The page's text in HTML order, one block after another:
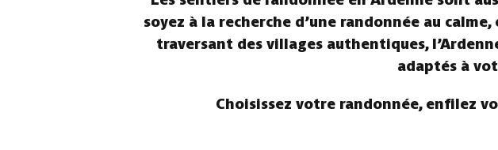
soyez à la recherche d’une randonnée au
traversant des villages authentiques,
adaptés à
Choisissez votre randonnée, enfilez